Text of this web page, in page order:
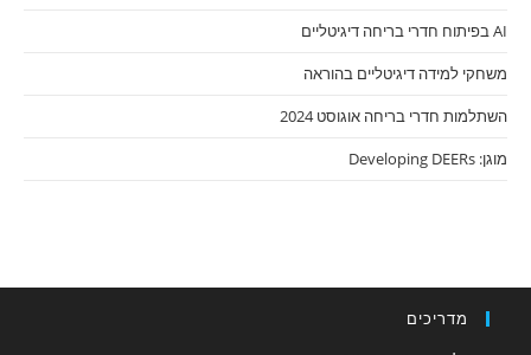
AI בפיתוח חדרי בריחה דיגיטליים
משחקי למידה דיגיטליים בהוראה
השתלמות חדרי בריחה אוגוסט 2024
מוגן: Developing DEERs
מדריכים